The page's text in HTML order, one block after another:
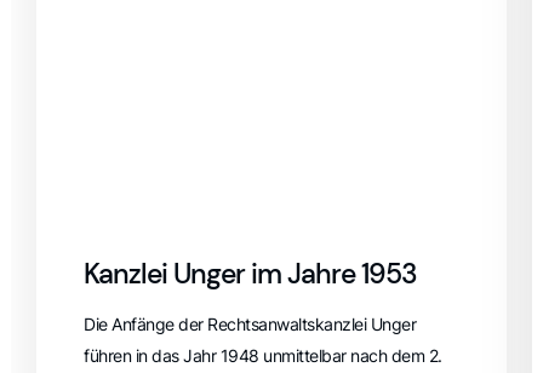
Kanzlei Unger im Jahre 1953
Die Anfänge der Rechtsanwaltskanzlei Unger
führen in das Jahr 1948 unmittelbar nach dem 2.